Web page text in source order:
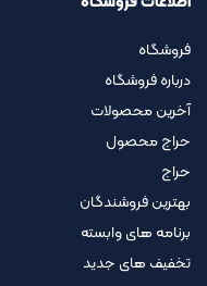
فروشگاه
درباره فروشگاه
آخرین محصولات
حراج محصول
حراج
بهترین فروشندگان
برنامه های وابسته
تخفیف های جدید